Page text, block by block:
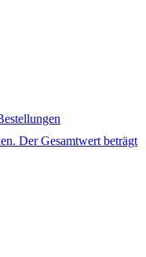
Der Gesamtwert beträgt